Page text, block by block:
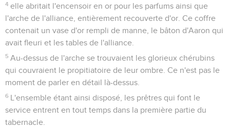
4 elle abritait l'encensoir en or pour les parfums ainsi que
l'arche de l'alliance, entièrement recouverte d'or. Ce coffre
contenait un vase d'or rempli de manne, le bâton d'Aaron qui
avait fleuri et les tables de l'alliance.
5 Au-dessus de l'arche se trouvaient les glorieux chérubins
qui couvraient le propitiatoire de leur ombre. Ce n'est pas le
moment de parler en détail là-dessus.
6 L'ensemble étant ainsi disposé, les prêtres qui font le
service entrent en tout temps dans la première partie du
tabernacle.